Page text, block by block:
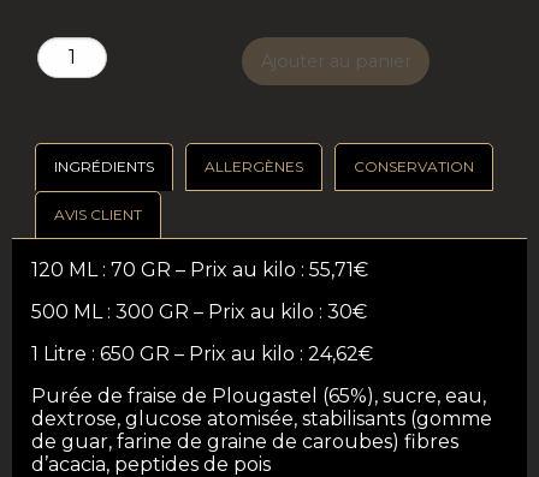
quantité
de
Fraise
de
Plougastel
Ajouter au panier
INGRÉDIENTS ALLERGÈNES CONSERVATION
AVIS CLIENT
120 ML : 70 GR – Prix au kilo : 55,71€
500 ML : 300 GR – Prix au kilo : 30€
1 Litre : 650 GR – Prix au kilo : 24,62€
Purée de fraise de Plougastel (65%), sucre, eau,
dextrose, glucose atomisée, stabilisants (gomme
de guar, farine de graine de caroubes) fibres
d’acacia, peptides de pois